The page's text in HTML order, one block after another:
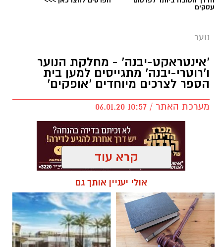
חדשותי? מצאתם טעות בכתבה? נשמח שתשתפו
אותנו
עסקים
נוער
'אינטראקט-יבנה' - מחלקת הנוער
ו'רוטרי-יבנה' מתגייסים למען בית
הספר לצרכים מיוחדים 'אופקים'
מערכת האתר / 10:57 06.01.20
מועדון 'אינטראקט-יבנה' מורכב מבני-נוער הפועלים
למען הקהילה תחת הדרכת והכוונת מחלקת הנוער
- בהובלת ספיר ירקוני, 'רוטרי-יבנה' - בתיאום טל
מימרן. מהות המועדון היא פיתוח מנהיגות צעירה,
העצמה של בני הנוער ותרומה לקהילה בה הוא
קרא עוד
אולי יעניין אותך גם